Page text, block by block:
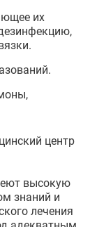
их
центр
высокую
знаний и
лечения